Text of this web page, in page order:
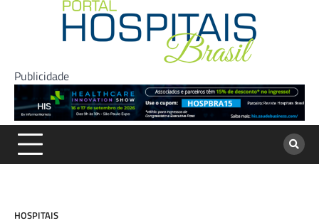
Publicidade
HOSPITAIS